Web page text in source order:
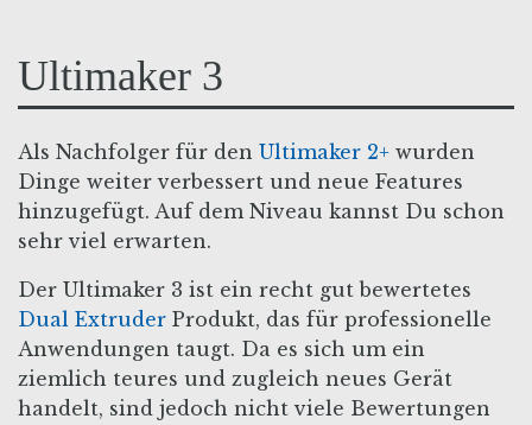
Ultimaker 3
Als Nachfolger für den Ultimaker 2+ wurden
Dinge weiter verbessert und neue Features
hinzugefügt. Auf dem Niveau kannst Du schon
sehr viel erwarten.
Der Ultimaker 3 ist ein recht gut bewertetes
Dual Extruder Produkt, das für professionelle
Anwendungen taugt. Da es sich um ein
ziemlich teures und zugleich neues Gerät
handelt, sind jedoch nicht viele Bewertungen